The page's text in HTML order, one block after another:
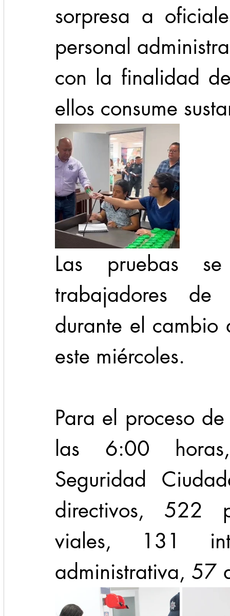
sorpresa a
personal
con la finalidad
ellos consume
Las pruebas
trabajadores de
durante el cambio
este miércoles.
Para el proceso
las 6:00
Seguridad
directivos, 522
viales, 131
administrativa, 57